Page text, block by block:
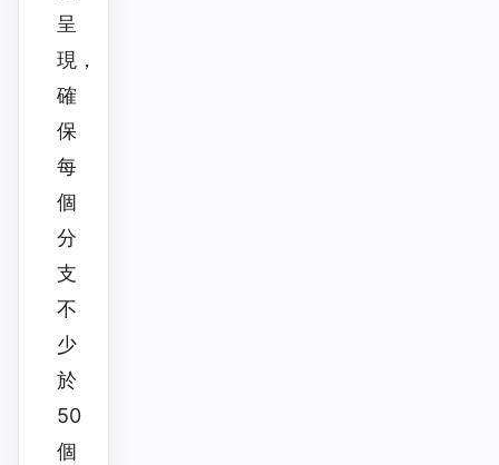
呈
現，
確
保
每
個
分
支
不
少
於
50
個